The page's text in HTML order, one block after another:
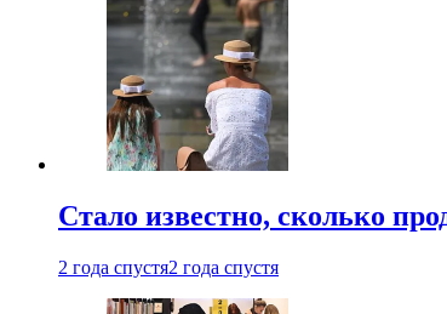
Стало известно, сколько
2 года спустя2 года спустя